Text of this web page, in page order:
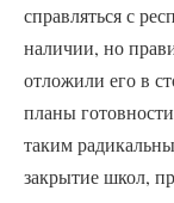
справляться с
наличии, но
отложили его в
планы
таким
закрытие школ,